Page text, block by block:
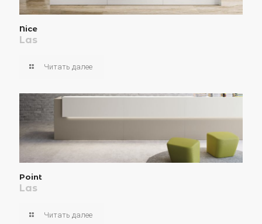
Nice
Las
Читать далее
Point
Las
Читать далее